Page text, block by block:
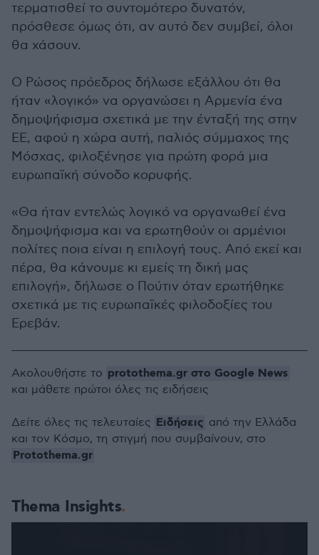
τερματισθεί το συντομότερο δυνατόν,
πρόσθεσε όμως ότι, αν αυτό δεν συμβεί, όλοι
θα χάσουν.
Ο Ρώσος πρόεδρος δήλωσε εξάλλου ότι θα
ήταν «λογικό» να οργανώσει η Αρμενία ένα
δημοψήφισμα σχετικά με την ένταξή της στην
ΕΕ, αφού η χώρα αυτή, παλιός σύμμαχος της
Μόσχας, φιλοξένησε για πρώτη φορά μια
ευρωπαϊκή σύνοδο κορυφής.
«Θα ήταν εντελώς λογικό να οργανωθεί ένα
δημοψήφισμα και να ερωτηθούν οι αρμένιοι
πολίτες ποια είναι η επιλογή τους. Από εκεί και
πέρα, θα κάνουμε κι εμείς τη δική μας
επιλογή», δήλωσε ο Πούτιν όταν ερωτήθηκε
σχετικά με τις ευρωπαϊκές φιλοδοξίες του
Ερεβάν.
Thema Insights
Ακολουθήστε το protothema.gr στο Google News
και μάθετε πρώτοι όλες τις ειδήσεις
Δείτε όλες τις τελευταίες Ειδήσεις από την Ελλάδα
και τον Κόσμο, τη στιγμή που συμβαίνουν, στο
Protothema.gr